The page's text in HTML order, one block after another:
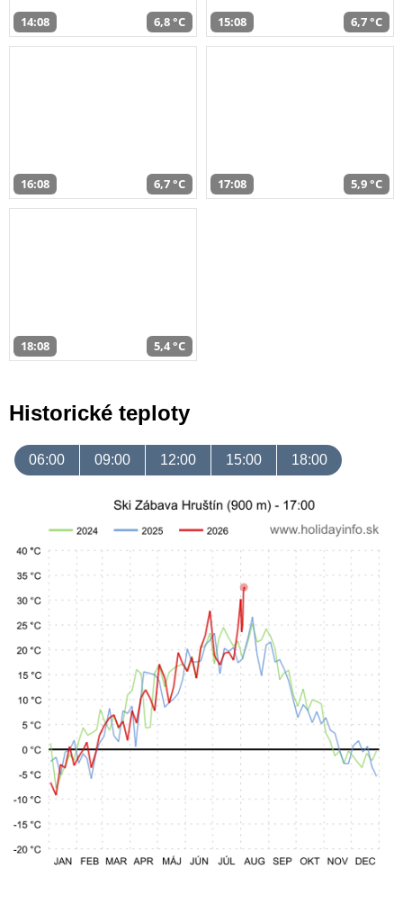
14:08 6,8 °C 15:08 6,7 °C
16:08 6,7 °C 17:08 5,9 °C
18:08 5,4 °C
Historické teploty
06:00 09:00 12:00 15:00 18:00